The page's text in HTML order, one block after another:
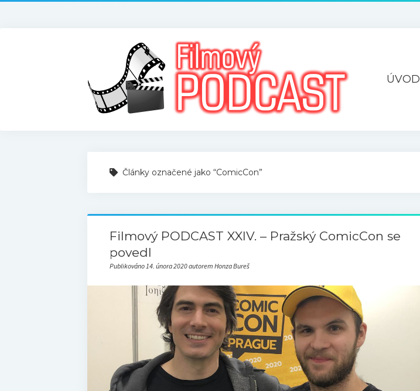
ÚVOD
Články označené jako “ComicCon”
Filmový PODCAST XXIV. – Pražský ComicCon se
povedl
Publikováno 14. února 2020 autorem Honza Bureš